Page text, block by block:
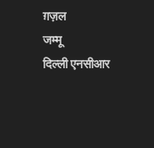
ग़ज़ल
जम्मू
दिल्ली एनसीआर